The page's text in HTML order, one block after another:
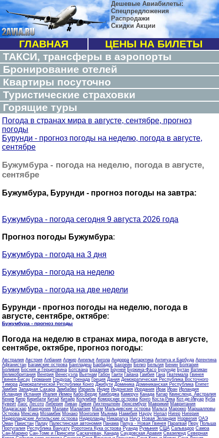
Дешевые Авиабилеты:
Спецпредложения
Распродажи
Скидки Акции
ГЛАВНАЯ
ЦЕНЫ НА БИЛЕТЫ
ТАКСИ, трансферы в аэропорты
Бронирование отелей
Квартиры посуточно
Туристические страховки
Горящие туры
Погода в странах мира в августе, сентябре, прогноз
погоды
Бурунди - прогноз погоды на неделю, погода в августе,
сентябре
Бужумбура - погода на неделю, погода в августе,
сентябре
Бужумбура, Бурунди - прогноз погоды на завтра:
Бужумбура - погода сегодня 9 августа 2026 года
Прогноз погоды Бужумбура:
Бужумбура - погода на 3 дня
Бужумбура - погода на неделю
Бужумбура - погода на две недели
Бурунди - прогноз погоды на неделю, погода в
августе, сентябре, октябре:
Бужумбура - прогноз погоды
Погода на неделю в странах мира, погода в августе,
сентябре, октябре, прогноз погоды:
Австралия Австрия Албания Алжир Ангилья Ангола Андорра Антарктика Антигуа и Барбуда Аргентина
Афганистан Багамские острова Бангладеш Барбадос Бахрейн Белиз Бельгия Бенин Болгария
Боливия Босния и Герцеговина Ботсвана Бразилия Бруней Буркина-Фасо Бурунди Бутан Ватикан
Великобритания Венгрия Венесуэла Вьетнам Габон Гаити Гайана Гамбия Гана Гватемала Гвинея
Гвинея-Бисау Германия Гондурас Гренада Греция Дания Демократическая Республика Восточного
Тимора Демократической Республики Конго Джибути Доминика Доминиканская Республика Египет
Замбия Западная Сахара Зимбабве Израиль Индия Индонезия Иордания Ирак Иран Ирландия
Исландия Испания Италия Йемен Кабо-Верде Камбоджа Камерун Канада Катар Квинсленд, Австралия
Кения Кипр Кирибати Китай Китайр Колумбия Коморские острова Конго Коста-Рика Кот-де-Ивуар Куба
Кувейт Лаос Лесото Либерия Ливан Ливия Лихтенштейн Люксембург Маврикий Мавритания
Мадагаскар Македония Малави Малайзия Мали Мальдивские острова Мальта Марокко Маршалловы
Острова Мексика Мозамбик Монако Монголия Мьянма Намибия Науру Непал Нигер Нигерия
Нидерландские Антильские острова Нидерланды Никарагуа Ниуэ Новая Зеландия Норвегия ОАЭ
Оман Пакистан Палау Палестинская автономия Панама Папуа - Новая Гвинея Парагвай Перу Польша
Португалия Республика Вануату Роротонга Кука острова Руанда Румыния США Сальвадор Самоа
Сан-Марино Сан-Томе и Принсипи Саскачеван, Канада Саудовская Аравия Свазиленд Северная